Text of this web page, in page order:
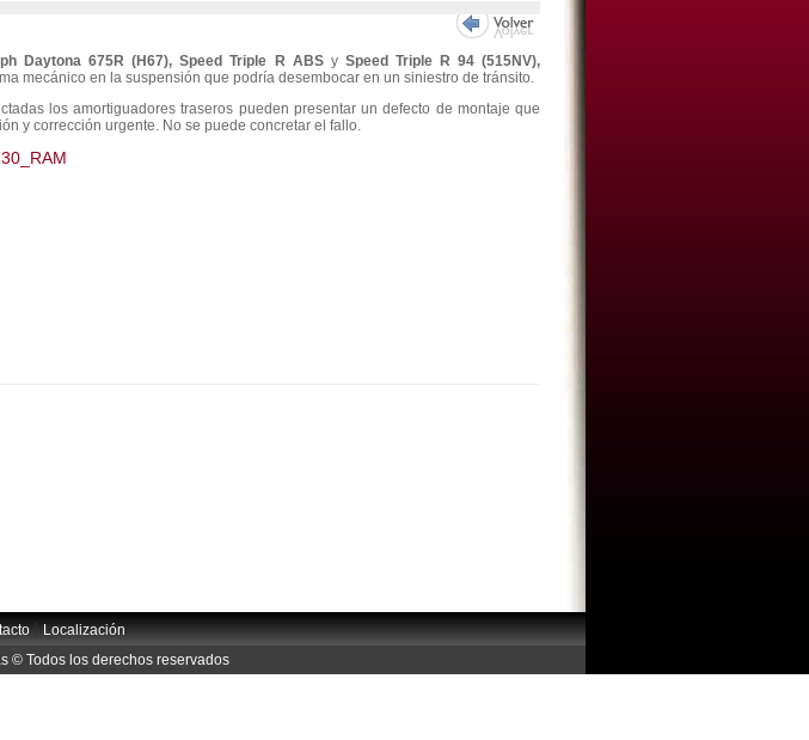
Daytona 675R (H67), Speed Triple R ABSySpeed Triple R 94 (515NV),
mecánico en la suspensión que podría desembocar en un siniestro de tránsito.
los amortiguadores traseros pueden presentar un defecto de montaje que
y corrección urgente. No se puede concretar el fallo.
|Localización
© Todos los derechos reservados